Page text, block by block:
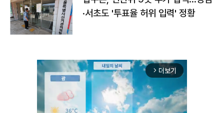
·서초도 '투표율 허위 입력' 정황
arrow_forward_ios 더보기